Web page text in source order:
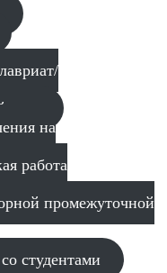
на
работа
промежуточной
студентами